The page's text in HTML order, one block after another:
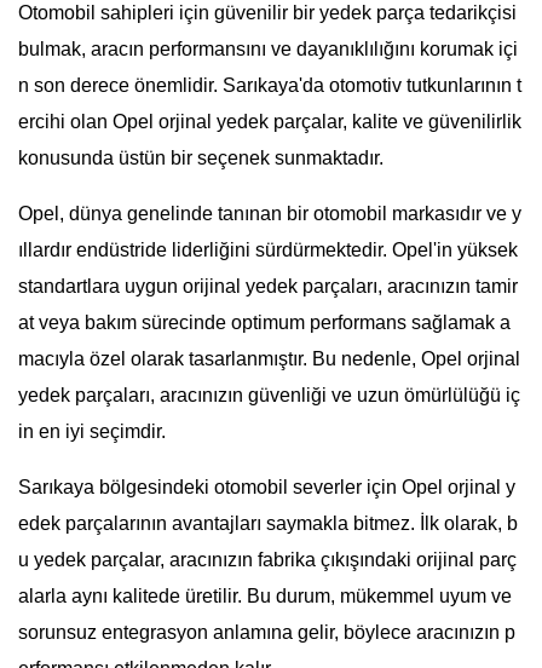
Otomobil sahipleri için güvenilir bir yedek parça tedarikçisi
bulmak, aracın performansını ve dayanıklılığını korumak içi
n son derece önemlidir. Sarıkaya'da otomotiv tutkunlarının t
ercihi olan Opel orjinal yedek parçalar, kalite ve güvenilirlik
konusunda üstün bir seçenek sunmaktadır.
Opel, dünya genelinde tanınan bir otomobil markasıdır ve y
ıllardır endüstride liderliğini sürdürmektedir. Opel'in yüksek
standartlara uygun orijinal yedek parçaları, aracınızın tamir
at veya bakım sürecinde optimum performans sağlamak a
macıyla özel olarak tasarlanmıştır. Bu nedenle, Opel orjinal
yedek parçaları, aracınızın güvenliği ve uzun ömürlülüğü iç
in en iyi seçimdir.
Sarıkaya bölgesindeki otomobil severler için Opel orjinal y
edek parçalarının avantajları saymakla bitmez. İlk olarak, b
u yedek parçalar, aracınızın fabrika çıkışındaki orijinal parç
alarla aynı kalitede üretilir. Bu durum, mükemmel uyum ve
sorunsuz entegrasyon anlamına gelir, böylece aracınızın p